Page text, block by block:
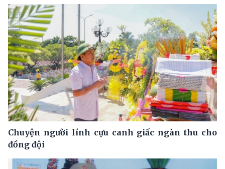
Chuyện người lính cựu canh giấc ngàn thu cho
đồng đội